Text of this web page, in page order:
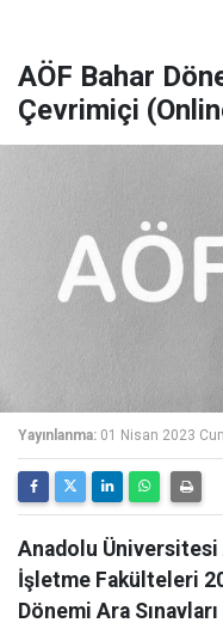
AÖF Bahar
Çevrimiçi
Yayınlanma: 01 Nisan 2023
Anadolu
İşletme Fakülteleri
Dönemi Ara